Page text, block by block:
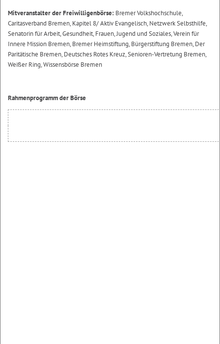
Mitveranstalter der Freiwilligenbörse: Bremer Volkshochschule,
Caritasverband Bremen, Kapitel 8/ Aktiv Evangelisch, Netzwerk Selbsthilfe,
Senatorin für Arbeit, Gesundheit, Frauen, Jugend und Soziales, Verein für
Innere Mission Bremen, Bremer Heimstiftung, Bürgerstiftung Bremen, Der
Paritätische Bremen, Deutsches Rotes Kreuz, Senioren-Vertretung Bremen,
Weißer Ring, Wissensbörse Bremen
Rahmenprogramm der Börse